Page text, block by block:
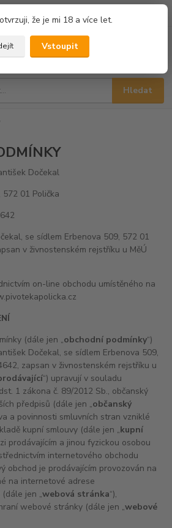
že je mi 18 a více let.
Vstoupit
Hledat
Dočekal
01 Polička
se sídlem Erbenova 509, 572 01
v živnostenském rejstříku u MěÚ
on-line obchodu umístěného na
(dále jen „obchodní podmínky“)
Dočekal, se sídlem Erbenova 509,
zapsan v živnostenském rejstříku u
“) upravují v souladu
1 zákona č. 89/2012 Sb., občanský
předpisů (dále jen „občanský
a povinnosti smluvních stran vzniklé
kupní smlouvy (dále jen „kupní
prodávajícím a jinou fyzickou osobou
internetového obchodu
obchod je prodávajícím provozován na
na internetové adrese
jen „webová stránka“),
webové stránky (dále jen „webové